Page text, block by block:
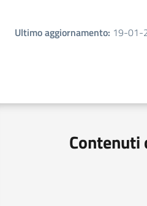
Ultimo aggiornamento: 19-01-